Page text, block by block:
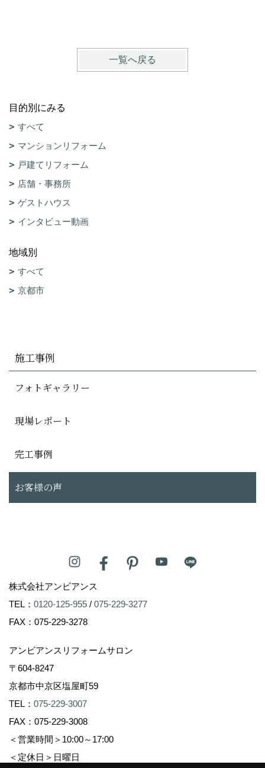
一覧へ戻る
目的別にみる
すべて
マンションリフォーム
戸建てリフォーム
店舗・事務所
ゲストハウス
インタビュー動画
地域別
すべて
京都市
施工事例
フォトギャラリー
現場レポート
完工事例
お客様の声
株式会社アンビアンス
TEL： 0120-125-955 / 075-229-3277
FAX：075-229-3278
アンビアンスリフォームサロン
〒604-8247
京都市中京区塩屋町59
TEL： 075-229-3007
FAX：075-229-3008
＜営業時間＞10:00～17:00
＜定休日＞日曜日